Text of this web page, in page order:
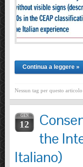
Continua a leggere »
Nessun tag per questo articolo
GEN
12
the
Italiano)